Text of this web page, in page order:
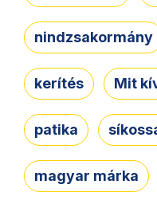
nindzsakormány
kerítés Mit
patika
magyar márka